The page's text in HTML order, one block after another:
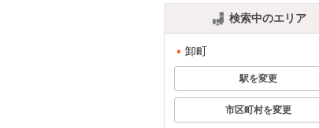
検索中のエリア
卸町
駅を変更
市区町村を変更